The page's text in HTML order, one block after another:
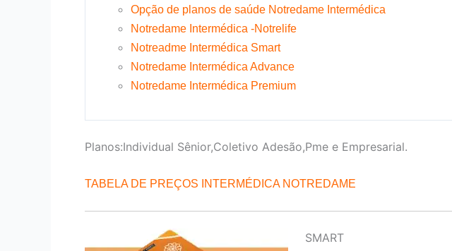
Opção de planos de saúde Notredame Intermédica
Notredame Intermédica -Notrelife
Notreadme Intermédica Smart
Notredame Intermédica Advance
Notredame Intermédica Premium
Planos:Individual Sênior,Coletivo Adesão,Pme e Empresarial.
TABELA DE PREÇOS INTERMÉDICA NOTREDAME
SMART